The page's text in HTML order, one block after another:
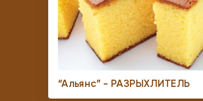
“Альянс” - РАЗРЫХЛИТЕЛЬ